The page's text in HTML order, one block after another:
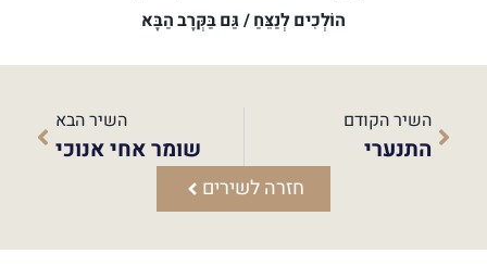
הוֹלְכִים לְנַצֵּחַ / גַּם בַּקְּרָב הַבָּא
השיר הקודם
התנערי
השיר הבא
שומר אחי אנוכי
חזרה לשירים